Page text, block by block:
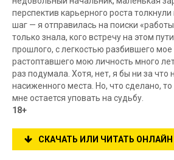
перспектив карьерного роста
шаг — я отправилась на поиски
только знала, кого встречу на этом
прошлого, с легкостью разбившего
растоптавшего мою личность много
раз подумала. Хотя, нет, я бы ни за что
насиженного места. Но, что сделано,
мне остается уповать на судьбу.
18+
СКАЧАТЬ ИЛИ ЧИТАТЬ ОНЛАЙН